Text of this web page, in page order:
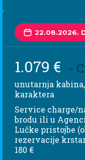
22.08.2026.
1.079 € -
unutarnja
karaktera
Service charge/
brodu ili u
Lučke pristojbe
rezervacije
180 €